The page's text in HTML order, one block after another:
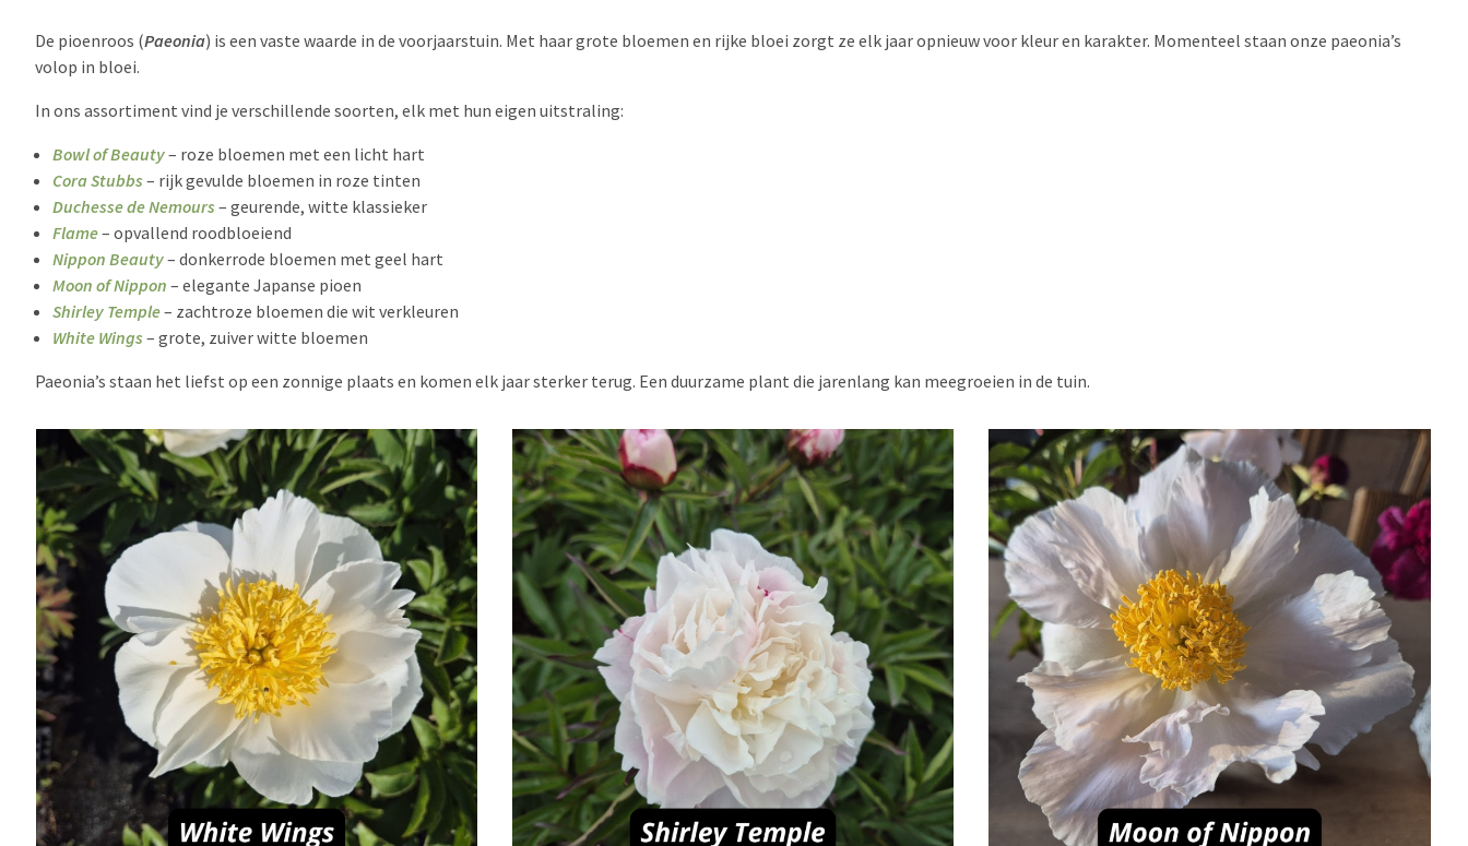
De pioenroos (Paeonia) is een vaste waarde in de voorjaarstuin. Met haar grote bloemen en rijke bloei zorgt ze elk jaar opnieuw voor kleur en karakter. Momenteel staan onze paeonia’s
volop in bloei.
In ons assortiment vind je verschillende soorten, elk met hun eigen uitstraling:
Bowl of Beauty– roze bloemen met een licht hart
Cora Stubbs – rijk gevulde bloemen in roze tinten
Duchesse de Nemours – geurende, witte klassieker
Flame– opvallend roodbloeiend
Nippon Beauty– donkerrode bloemen met geel hart
Moon of Nippon – elegante Japanse pioen
Shirley Temple– zachtroze bloemen die wit verkleuren
White Wings – grote, zuiver witte bloemen
Paeonia’s staan het liefst op een zonnige plaats en komen elk jaar sterker terug. Een duurzame plant die jarenlang kan meegroeien in de tuin.